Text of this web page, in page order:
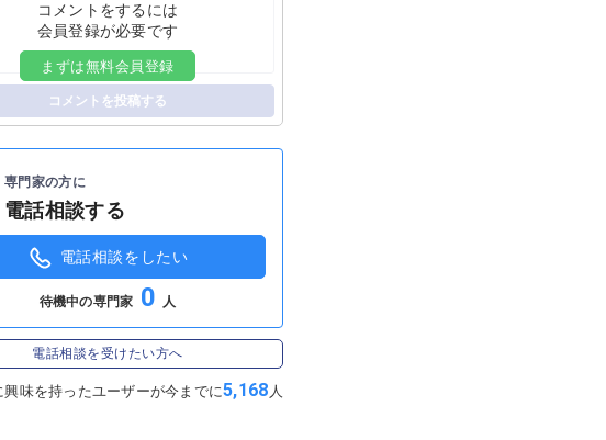
コメントをするには
会員登録が必要です
まずは無料会員登録
コメントを投稿する
専門家の方に
電話相談する
電話相談をしたい
待機中の専門家 0 人
電話相談を受けたい方へ
興味を持ったユーザーが今までに5,168 人